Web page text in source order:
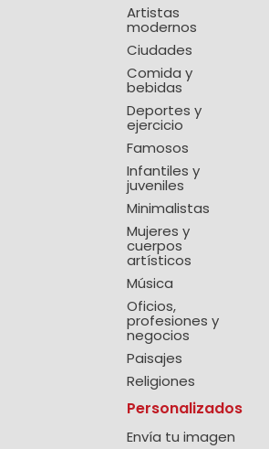
Artistas
modernos
Ciudades
Comida y
bebidas
Deportes y
ejercicio
Famosos
Infantiles y
juveniles
Minimalistas
Mujeres y
cuerpos
artísticos
Música
Oficios,
profesiones y
negocios
Paisajes
Religiones
Personalizados
Envía tu imagen